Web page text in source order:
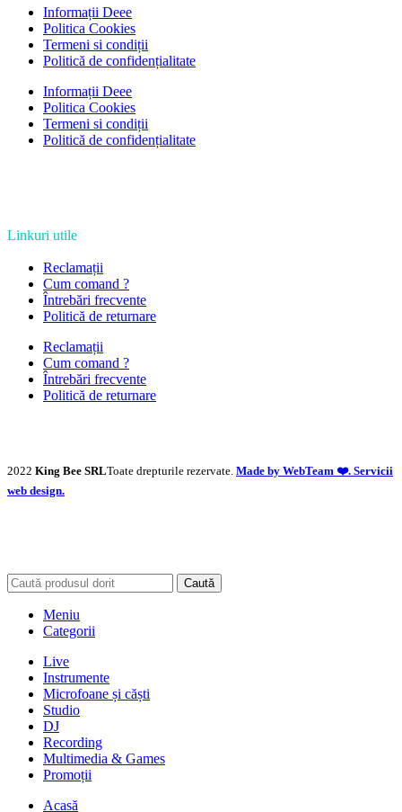
Informații Deee
Politica Cookies
Termeni si condiții
Politică de confidențialitate
Informații Deee
Politica Cookies
Termeni si condiții
Politică de confidențialitate
Linkuri utile
Reclamații
Cum comand ?
Întrebări frecvente
Politică de returnare
Reclamații
Cum comand ?
Întrebări frecvente
Politică de returnare
2022 King Bee SRLToate drepturile rezervate. Made by WebTeam ❤️. Servicii
web design.
Caută
Meniu
Categorii
Live
Instrumente
Microfoane și căști
Studio
DJ
Recording
Multimedia & Games
Promoții
Acasă